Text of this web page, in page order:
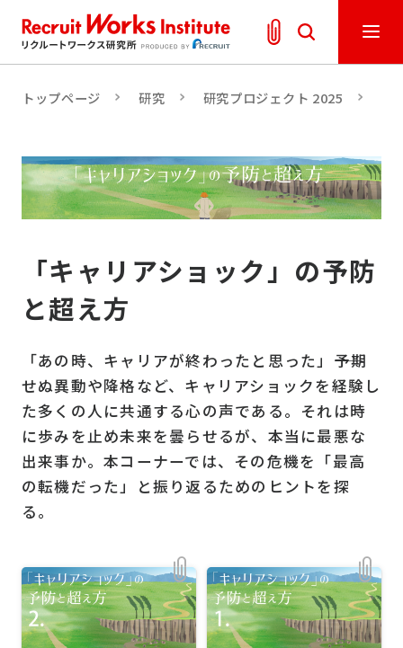
トップページ 研究 研究プロジェクト 2025
「キャリアショック」の予防
と超え方
「あの時、キャリアが終わったと思った」――予期
せぬ異動や降格など、キャリアショックを経験し
た多くの人に共通する心の声である。それは時
に歩みを止め未来を曇らせるが、本当に最悪な
出来事か。本コーナーでは、その危機を「最高
の転機だった」と振り返るためのヒントを探
る。